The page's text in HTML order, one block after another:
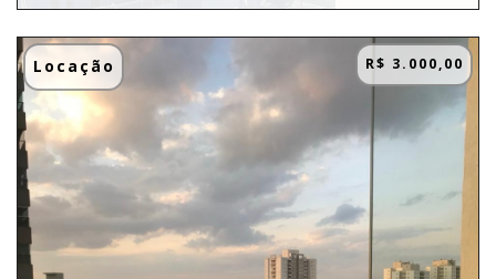
Locação R$ 3.000,00